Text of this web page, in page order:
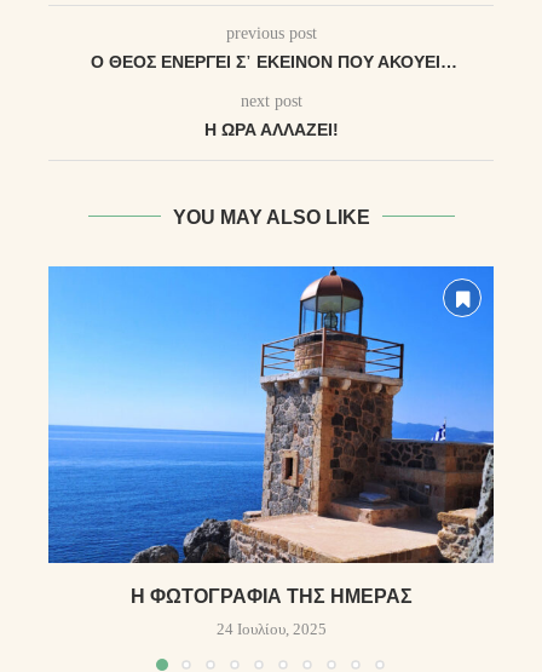
previous post
Ὁ ΘΕῸΣ ἘΝΕΡΓΕΙ͂ Σ᾽ ἘΚΕΙ͂ΝΟΝ ΠΟῪ ἈΚΟΎΕΙ…
next post
Η ΏΡΑ ΑΛΛΆΖΕΙ!
YOU MAY ALSO LIKE
Η ΦΩΤΟΓΡΑΦΊΑ ΤΗΣ ΗΜΈΡΑΣ
24 Ιουλίου, 2025